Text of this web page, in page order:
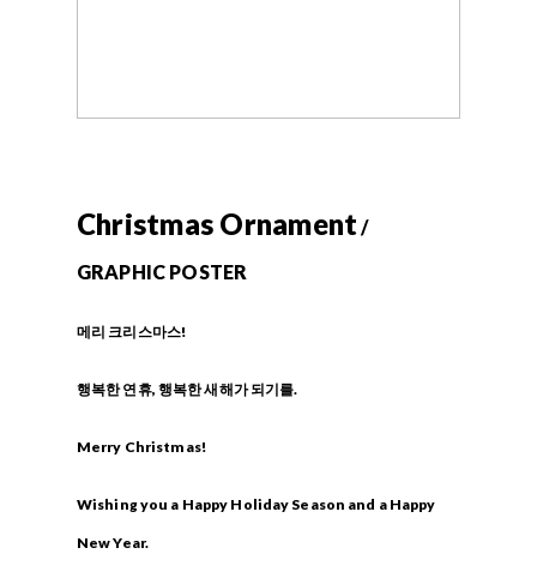
Christmas Ornament /
GRAPHIC POSTER
메리 크리스마스!
행복한 연휴, 행복한 새해가 되기를.
Merry Christmas!
Wishing you a Happy Holiday Season and a Happy
New Year.